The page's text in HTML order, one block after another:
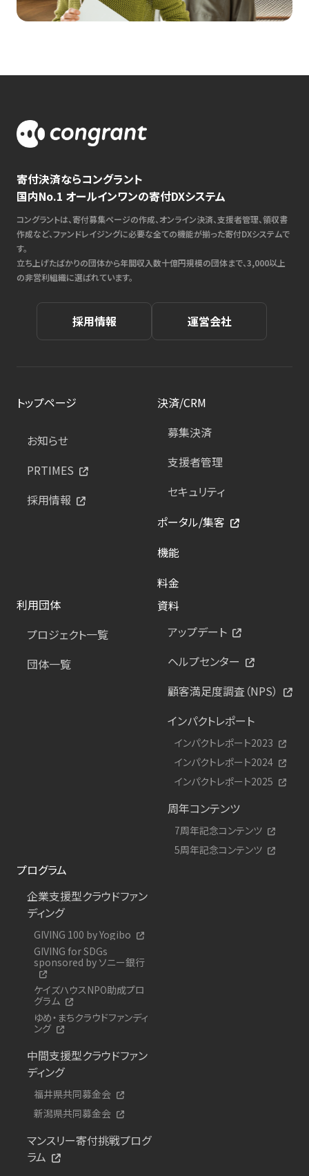
寄付決済ならコングラント
国内No.1 オールインワンの寄付DXシステム
コングラントは、寄付募集ページの作成、オンライン決済、支援者管理、領収書
作成など、ファンドレイジングに必要な全ての機能が揃った寄付DXシステムで
す。
立ち上げたばかりの団体から年間収入数十億円規模の団体まで、3,000以上
の非営利組織に選ばれています。
採用情報 運営会社
トップページ
お知らせ
PRTIMES
採用情報
決済/CRM
募集決済
支援者管理
セキュリティ
ポータル/集客
機能
料金
利用団体
プロジェクト一覧
団体一覧
資料
アップデート
ヘルプセンター
顧客満足度調査（NPS）
インパクトレポート
インパクトレポート2023
インパクトレポート2024
インパクトレポート2025
周年コンテンツ
7周年記念コンテンツ
5周年記念コンテンツ
プログラム
企業支援型クラウドファン
ディング
GIVING 100 by Yogibo
GIVING for SDGs
sponsored by ソニー銀行
ケイズハウスNPO助成プロ
グラム
ゆめ・まちクラウドファンディ
ング
中間支援型クラウドファン
ディング
福井県共同募金会
新潟県共同募金会
マンスリー寄付挑戦プログ
ラム